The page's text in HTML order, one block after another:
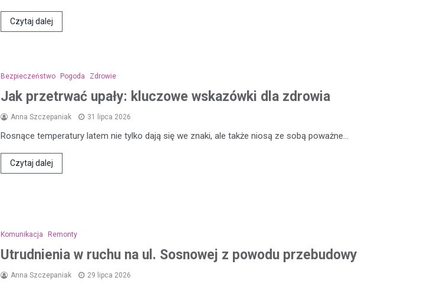
Czytaj dalej
Bezpieczeństwo Pogoda Zdrowie
Jak przetrwać upały: kluczowe wskazówki dla zdrowia
Anna Szczepaniak 31 lipca 2026
Rosnące temperatury latem nie tylko dają się we znaki, ale także niosą ze sobą poważne…
Czytaj dalej
Komunikacja Remonty
Utrudnienia w ruchu na ul. Sosnowej z powodu przebudowy
Anna Szczepaniak 29 lipca 2026